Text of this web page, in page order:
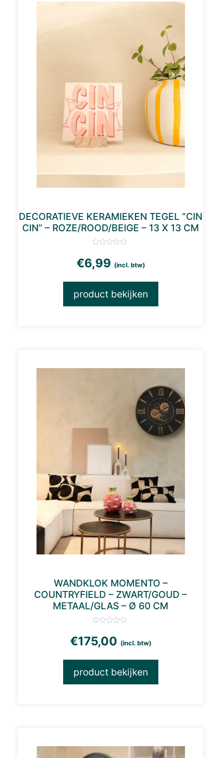
DECORATIEVE KERAMIEKEN TEGEL “CIN
CIN” – ROZE/ROOD/BEIGE – 13 X 13 CM
€6,99 (incl. btw)
product bekijken
WANDKLOK MOMENTO –
COUNTRYFIELD – ZWART/GOUD –
METAAL/GLAS – Ø 60 CM
€175,00 (incl. btw)
product bekijken